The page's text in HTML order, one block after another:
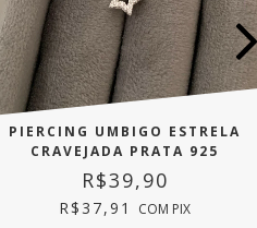
PIERCING UMBIGO ESTRELA
CRAVEJADA PRATA 925
R$39,90
R$37,91 COM PIX